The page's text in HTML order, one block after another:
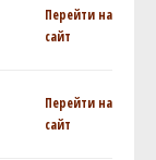
Перейти на
сайт
Перейти на
сайт